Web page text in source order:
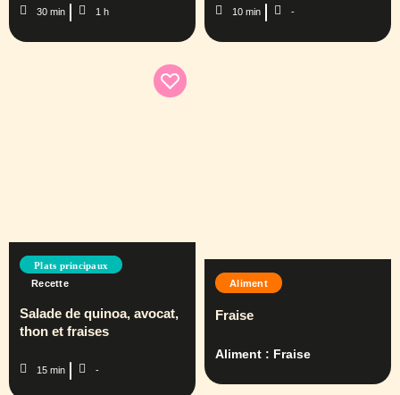
30 min 1 h 10 min -
Plats principaux
Recette
Salade de quinoa, avocat,
thon et fraises
15 min -
Aliment
Fraise
Aliment : Fraise